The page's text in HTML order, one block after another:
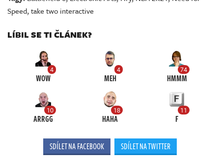
Speed,take two interactive
LÍBIL SE TI ČLÁNEK?
4
WOW
4
MEH
74
HMMM
10
ARRGG
18
HAHA
11
F
SDÍLET NA FACEBOOK SDÍLET NA TWITTER